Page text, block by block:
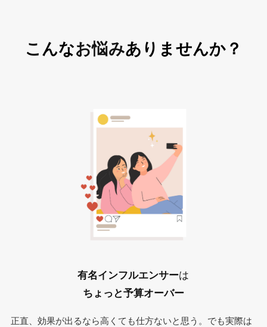
こんなお悩みありませんか？
有名インフルエンサーは
ちょっと予算オーバー
正直、効果が出るなら高くても仕方ないと思う。でも実際は